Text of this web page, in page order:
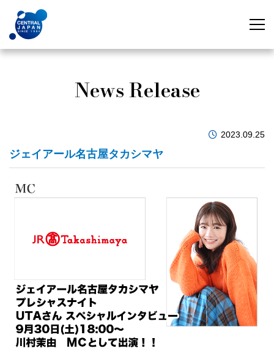
News Release
2023.09.25
ジェイアール名古屋タカシマヤ